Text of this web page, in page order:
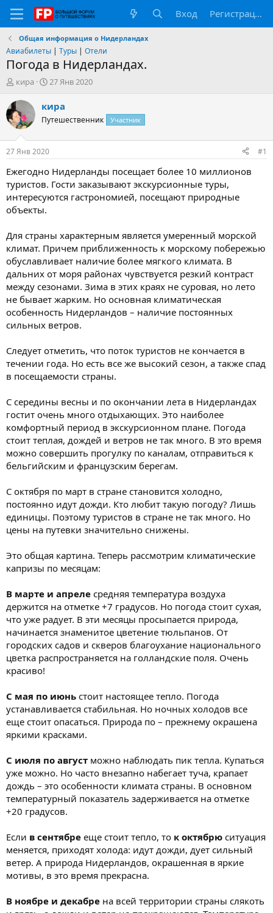
Вход Регистрация
Общая информация о Нидерландах
Авиабилеты | Туры | Отели
Погода в Нидерландах.
А
т
о
р
т
е
м
ы
кира
Д
т
н
а
л
а
27 Янв 2020
кира
Путешественник Участник
27 Янв 2020 #1
Ежегодно Нидерланды посещает более 10 миллионов
туристов. Гости заказывают экскурсионные туры,
интересуются гастрономией, посещают природные
объекты.
Для страны характерным является умеренный морской
климат. Причем приближенность к морскому побережью
обуславливает наличие более мягкого климата. В
дальних от моря районах чувствуется резкий контраст
между сезонами. Зима в этих краях не суровая, но лето
не бывает жарким. Но основная климатическая
особенность Нидерландов – наличие постоянных
сильных ветров.
Следует отметить, что поток туристов не кончается в
течении года. Но есть все же высокий сезон, а также спад
в посещаемости страны.
С середины весны и по окончании лета в Нидерландах
гостит очень много отдыхающих. Это наиболее
комфортный период в экскурсионном плане. Погода
стоит теплая, дождей и ветров не так много. В это время
можно совершить прогулку по каналам, отправиться к
бельгийским и французским берегам.
С октября по март в стране становится холодно,
постоянно идут дожди. Кто любит такую погоду? Лишь
единицы. Поэтому туристов в стране не так много. Но
цены на путевки значительно снижены.
Это общая картина. Теперь рассмотрим климатические
капризы по месяцам:
В марте и апреле средняя температура воздуха
держится на отметке +7 градусов. Но погода стоит сухая,
что уже радует. В эти месяцы просыпается природа,
начинается знаменитое цветение тюльпанов. От
городских садов и скверов благоухание национального
цветка распространяется на голландские поля. Очень
красиво!
С мая по июнь стоит настоящее тепло. Погода
устанавливается стабильная. Но ночных холодов все
еще стоит опасаться. Природа по – прежнему окрашена
яркими красками.
С июля по август можно наблюдать пик тепла. Купаться
уже можно. Но часто внезапно набегает туча, крапает
дождь – это особенности климата страны. В основном
температурный показатель задерживается на отметке
+20 градусов.
Если в сентябре еще стоит тепло, то к октябрю ситуация
меняется, приходят холода: идут дожди, дует сильный
ветер. А природа Нидерландов, окрашенная в яркие
мотивы, в это время прекрасна.
В ноябре и декабре на всей территории страны слякоть